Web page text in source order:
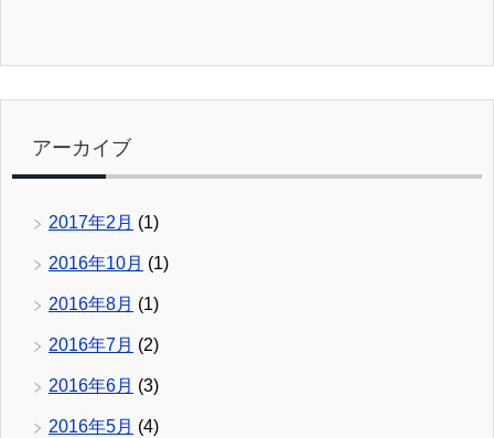
アーカイブ
2017年2月 (1)
2016年10月 (1)
2016年8月 (1)
2016年7月 (2)
2016年6月 (3)
2016年5月 (4)